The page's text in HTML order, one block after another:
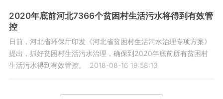
2020年底前河北7366个贫困村生活污水将得到有效管
控
日前，河北省环保厅印发《河北省贫困村生活污水治理专项方案》
提出，抓好贫困村生活污水治理，确保到2020年底前所有贫困村
生活污水得到有效管控。
2018-08-16 19:58:13